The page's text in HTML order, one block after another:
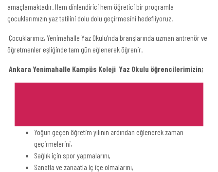
amaçlamaktadır. Hem dinlendirici hem öğretici bir programla
çocuklarımızın yaz tatilini dolu dolu geçirmesini hedefliyoruz.
Çocuklarımız, Yenimahalle Yaz Okulu'nda branşlarında uzman antrenör ve
öğretmenler eşliğinde tam gün eğlenerek öğrenir.
Ankara Yenimahalle Kampüs Koleji Yaz Okulu öğrencilerimizin;
Yoğun geçen öğretim yılının ardından eğlenerek zaman
geçirmelerini,
Sağlık için spor yapmalarını,
Sanatla ve zanaatla iç içe olmalarını,